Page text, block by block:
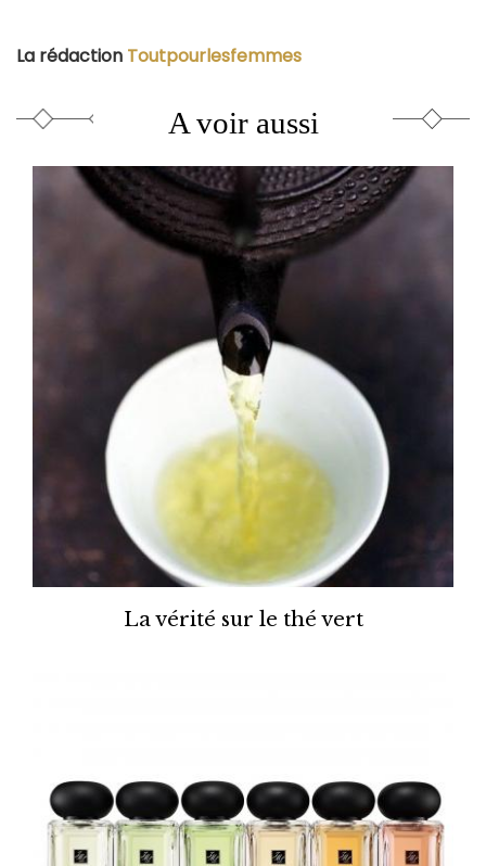
La rédaction Toutpourlesfemmes
A voir aussi
La vérité sur le thé vert